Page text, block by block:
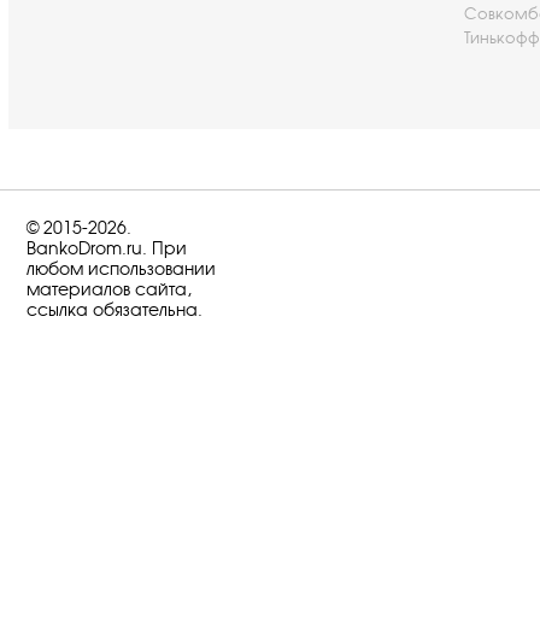
© 2015-2026.
BankoDrom.ru. При
любом использовании
материалов сайта,
ссылка обязательна.